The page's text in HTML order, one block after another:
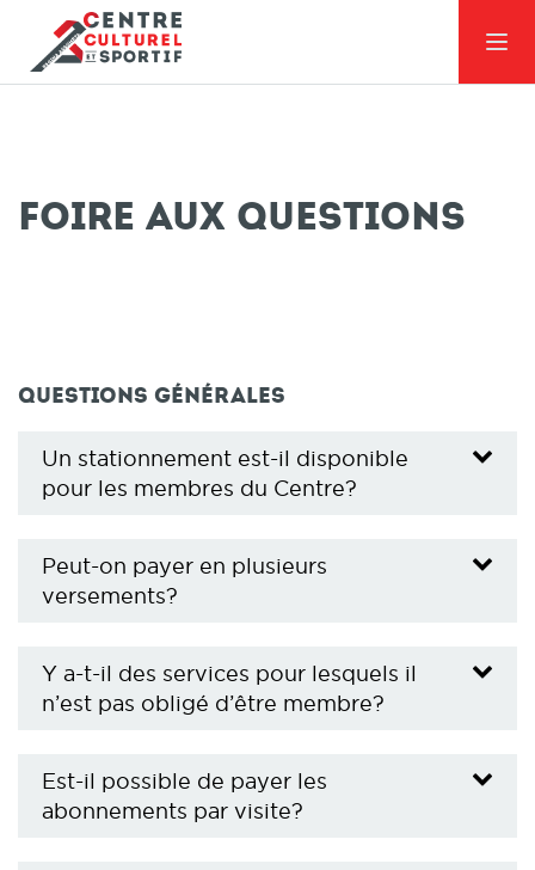
Foire aux questions
Questions générales
Un stationnement est-il disponible
pour les membres du Centre?
Peut-on payer en plusieurs
versements?
Y a-t-il des services pour lesquels il
n’est pas obligé d’être membre?
Est-il possible de payer les
abonnements par visite?